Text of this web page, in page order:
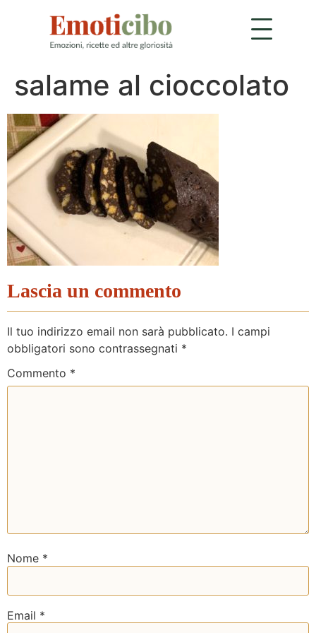
salame al cioccolato
Lascia un commento
Il tuo indirizzo email non sarà pubblicato. I campi
obbligatori sono contrassegnati *
Commento *
Nome *
Email *